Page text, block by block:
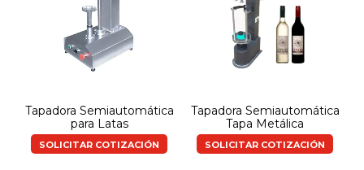
Tapadora Semiautomática
para Latas
SOLICITAR COTIZACIÓN
Tapadora Semiautomática
Tapa Metálica
SOLICITAR COTIZACIÓN